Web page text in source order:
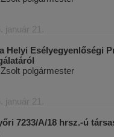
január 21.
Helyi Esélyegyenlőségi
polgármester
január 21.
7233/A/18 hrsz.-ú